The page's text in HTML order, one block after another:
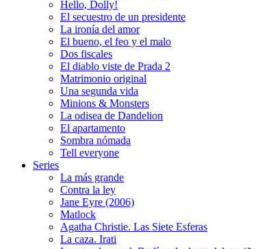
Hello, Dolly!
El secuestro de un presidente
La ironía del amor
El bueno, el feo y el malo
Dos fiscales
El diablo viste de Prada 2
Matrimonio original
Una segunda vida
Minions & Monsters
La odisea de Dandelion
El apartamento
Sombra nómada
Tell everyone
Series
La más grande
Contra la ley
Jane Eyre (2006)
Matlock
Agatha Christie. Las Siete Esferas
La caza. Irati